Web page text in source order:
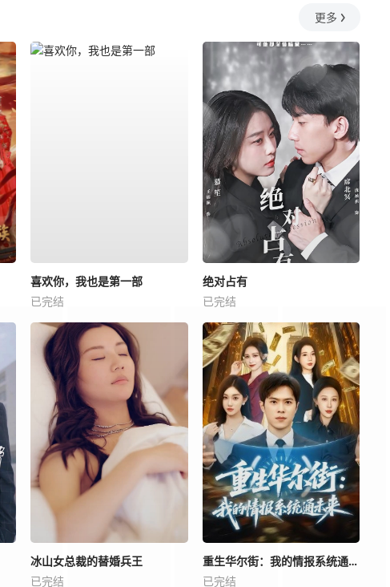
更多
喜欢你，我也是第一部
已完结
绝对占有
已完结
冰山女总裁的替婚兵王
已完结
重生华尔街：我的情报系统通未来
已完结